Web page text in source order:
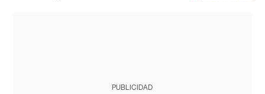
PUBLICIDAD